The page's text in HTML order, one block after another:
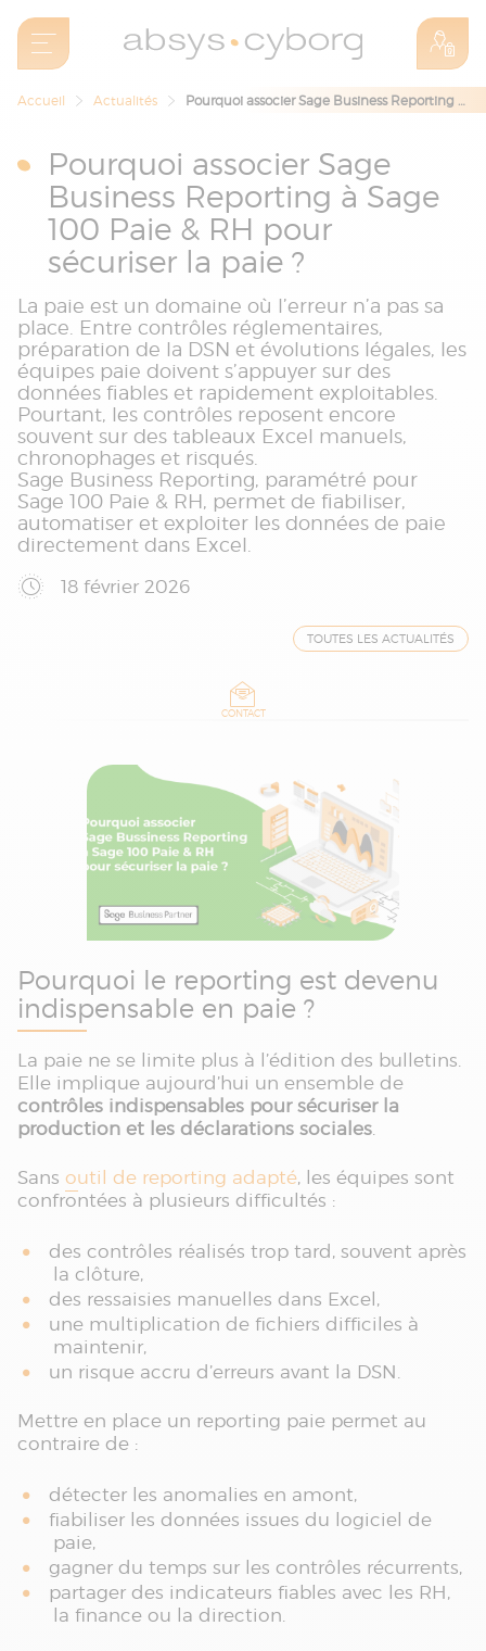
Accueil Actualités Pourquoi associer Sage Business Reporting à Sage 100 Paie & RH pour sécuriser la paie ?
Pourquoi associer Sage
Business Reporting à Sage
100 Paie & RH pour
sécuriser la paie ?
La paie est un domaine où l’erreur n’a pas sa
place. Entre contrôles réglementaires,
préparation de la DSN et évolutions légales, les
équipes paie doivent s’appuyer sur des
données fiables et rapidement exploitables.
Pourtant, les contrôles reposent encore
souvent sur des tableaux Excel manuels,
chronophages et risqués.
Sage Business Reporting, paramétré pour
Sage 100 Paie & RH, permet de fiabiliser,
automatiser et exploiter les données de paie
directement dans Excel.
18 février 2026
TOUTES LES ACTUALITÉS
CONTACT
Pourquoi le reporting est devenu
indispensable en paie ?
La paie ne se limite plus à l’édition des bulletins.
Elle implique aujourd’hui un ensemble de
contrôles indispensables pour sécuriser la
production et les déclarations sociales.
Sans outil de reporting adapté, les équipes sont
confrontées à plusieurs difficultés :
des contrôles réalisés trop tard, souvent après
la clôture,
des ressaisies manuelles dans Excel,
une multiplication de fichiers difficiles à
maintenir,
un risque accru d’erreurs avant la DSN.
Mettre en place un reporting paie permet au
contraire de :
détecter les anomalies en amont,
fiabiliser les données issues du logiciel de
paie,
gagner du temps sur les contrôles récurrents,
partager des indicateurs fiables avec les RH,
la finance ou la direction.